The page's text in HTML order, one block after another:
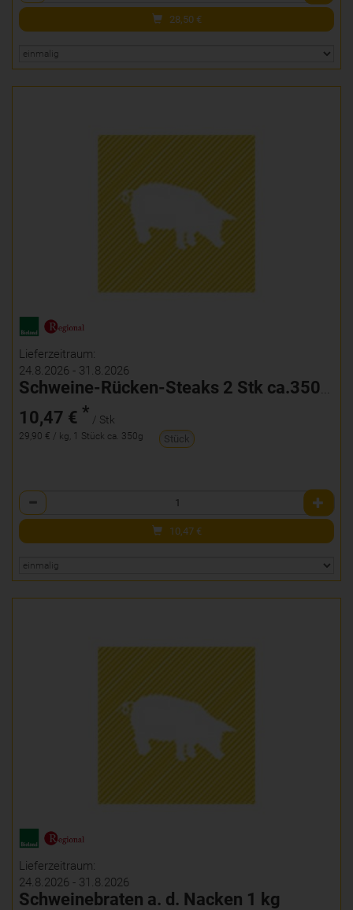
28,50 €
Lieferzeitraum:
24.8.2026 - 31.8.2026
Schweine-Rücken-Steaks 2 Stk ca.350g mariniert
10,47 € * / Stk
29,90 € / kg, 1 Stück ca. 350g Stück
Anzahl
10,47 €
Lieferzeitraum:
24.8.2026 - 31.8.2026
Schweinebraten a. d. Nacken 1 kg